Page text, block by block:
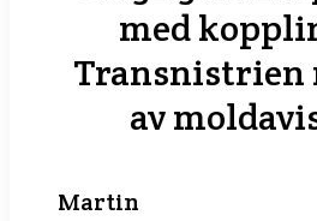
med
Transnistrien
av
Martin